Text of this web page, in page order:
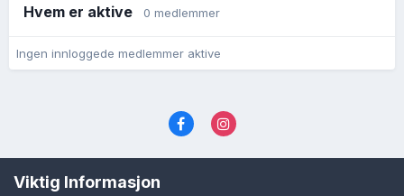
Hvem er aktive 0 medlemmer
Ingen innloggede medlemmer aktive
Cookies (informasjonskapsler)
Viktig Informasjon